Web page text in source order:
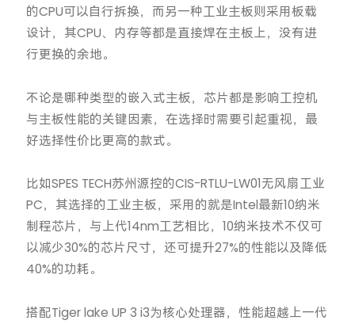
的CPU可以自行拆换，而另一种工业主板则采用板载
设计，其CPU、内存等都是直接焊在主板上，没有进
行更换的余地。
不论是哪种类型的嵌入式主板，芯片都是影响工控机
与主板性能的关键因素，在选择时需要引起重视，最
好选择性价比更高的款式。
比如SPES TECH苏州源控的CIS-RTLU-LW01无风扇工业
PC，其选择的工业主板，采用的就是Intel最新10纳米
制程芯片，与上代14nm工艺相比，10纳米技术不仅可
以减少30%的芯片尺寸，还可提升27%的性能以及降低
40%的功耗。
搭配Tiger lake UP 3 i3为核心处理器，性能超越上一代